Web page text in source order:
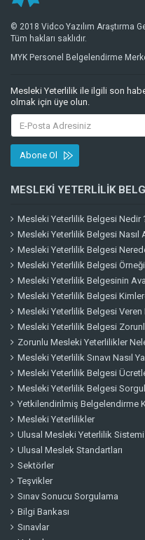
© 2018 Vidco Yazılım Araştırma
Tüm hakları saklıdır.
MYK Personel Belgelendirme
Mesleki Yeterlilik ile ilgili son
olmak için üye olun.
Abone Ol
MESLEKI YETERLILIK
Mesleki Yeterlilik Belgesi Nedir
Mesleki Yeterlilik Belgesi Nasıl
Mesleki Yeterlilik Belgesi
Mesleki Yeterlilik Belgesi Örneği
Mesleki Yeterlilik Belgesinin
Mesleki Yeterlilik Belgesi
Mesleki Yeterlilik Belgesi Veren
Mesleki Yeterlilik Belgesi
Zorunlu Mesleki Yeterlilikler
Mesleki Yeterlilik Sınavı Nasıl
Mesleki Yeterlilik Belgesi
Mesleki Yeterlilik Belgesi
Yetkilendirilmiş Belgelendirme
Mesleki Yeterlilikler
Ulusal Mesleki Yeterlilik Sistemi
Ulusal Meslek Standartları
Sektörler
Teşvikler
Sınav Sonucu Sorgulama
Bilgi Bankası
Sınavlar